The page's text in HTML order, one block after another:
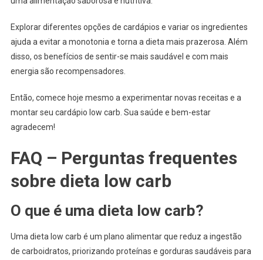
Explorar diferentes opções de cardápios e variar os ingredientes
ajuda a evitar a monotonia e torna a dieta mais prazerosa. Além
disso, os benefícios de sentir-se mais saudável e com mais
energia são recompensadores.
Então, comece hoje mesmo a experimentar novas receitas e a
montar seu cardápio low carb. Sua saúde e bem-estar
agradecem!
FAQ – Perguntas frequentes
sobre dieta low carb
O que é uma dieta low carb?
Uma dieta low carb é um plano alimentar que reduz a ingestão
de carboidratos, priorizando proteínas e gorduras saudáveis para